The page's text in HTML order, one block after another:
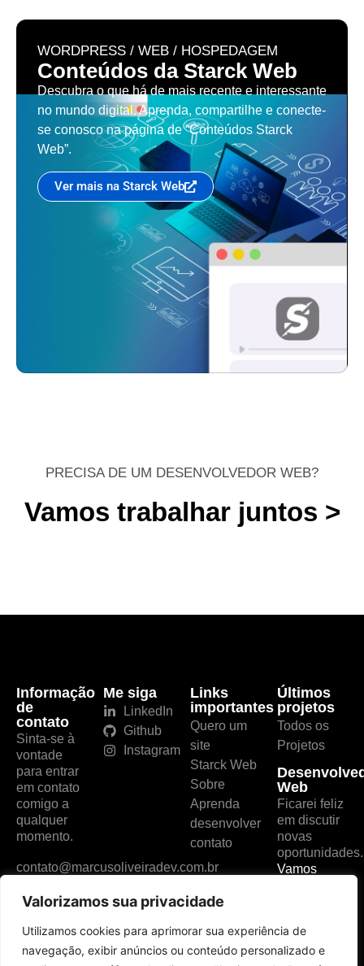
Valorizamos sua privacidade
Utilizamos cookies para aprimorar sua experiência de
navegação, exibir anúncios ou conteúdo personalizado e
WORDPRESS / WEB / HOSPEDAGEM
Conteúdos da Starck Web
Descubra o que há de mais recente e interessante
no mundo digital. Aprenda, compartilhe e conecte-
se conosco na página de “Conteúdos Starck
Web”.
Ver mais na Starck Web
PRECISA DE UM DESENVOLVEDOR WEB?
Vamos trabalhar juntos >
Informação
de
contato
Sinta-se à
vontade
para entrar
em contato
comigo a
qualquer
momento.
contato@marcusoliveiradev.com.br
Me siga
LinkedIn
Github
Instagram
Links
importantes
Quero um
site
Starck Web
Sobre
Aprenda
desenvolver
contato
Últimos
projetos
Todos os
Projetos
Web
Ficarei feliz
em discutir
novas
oportunidades.
Vamos
Privacidade